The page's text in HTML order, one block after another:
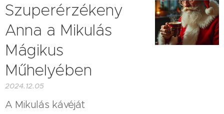
Szuperérzékeny
Anna a Mikulás
Mágikus
Műhelyében
2024.12.05
A Mikulás kávéját